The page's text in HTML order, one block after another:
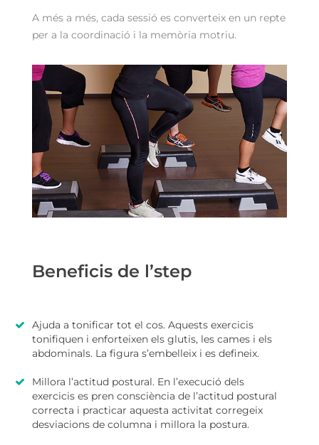
A més a més, cada sessió es converteix en un repte
per a la coordinació i la memòria motriu.
Beneficis de l’step
Ajuda a tonificar tot el cos. Aquests exercicis
tonifiquen i enforteixen els glutis, les cames i els
abdominals. La figura s’embelleix i es defineix.
Millora l’actitud postural. En l’execució dels
exercicis es pren consciència de l’actitud postural
correcta i practicar aquesta activitat corregeix
desviacions de columna i millora la postura.